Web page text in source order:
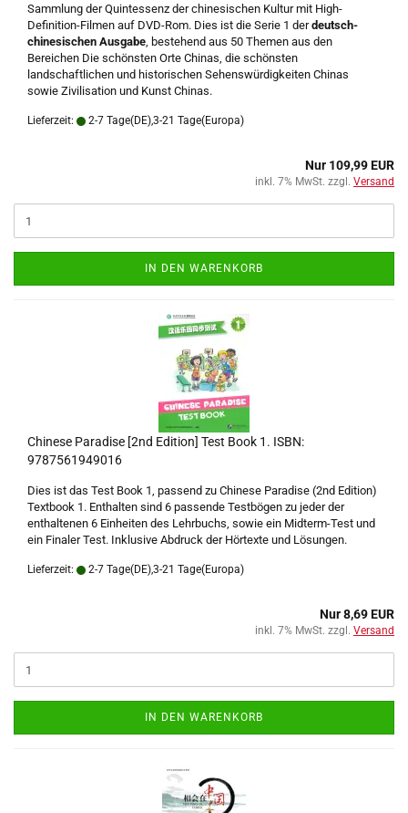
Sammlung der Quintessenz der chinesischen Kultur mit High-
Definition-Filmen auf DVD-Rom. Dies ist die Serie 1 derdeutsch-
chinesischen Ausgabe, bestehend aus 50 Themen aus den
Bereichen Die schönsten Orte Chinas, die schönsten
landschaftlichen und historischen Sehenswürdigkeiten Chinas
sowie Zivilisation und Kunst Chinas.
Lieferzeit: 2-7 Tage(DE),3-21 Tage(Europa)
Nur 109,99 EUR
inkl. 7% MwSt. zzgl. Versand
IN DEN WARENKORB
Chinese Paradise [2nd Edition] Test Book 1. ISBN:
9787561949016
Dies ist das Test Book 1, passend zu Chinese Paradise (2nd Edition)
Textbook 1. Enthalten sind 6 passende Testbögen zu jeder der
enthaltenen 6 Einheiten des Lehrbuchs, sowie ein Midterm-Test und
ein Finaler Test. Inklusive Abdruck der Hörtexte und Lösungen.
Lieferzeit: 2-7 Tage(DE),3-21 Tage(Europa)
Nur 8,69 EUR
inkl. 7% MwSt. zzgl. Versand
IN DEN WARENKORB